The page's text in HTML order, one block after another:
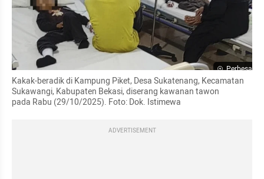
Perbesar
Kakak-beradik di Kampung Piket, Desa Sukatenang, Kecamatan
Sukawangi, Kabupaten Bekasi, diserang kawanan tawon
pada Rabu (29/10/2025). Foto: Dok. Istimewa
ADVERTISEMENT